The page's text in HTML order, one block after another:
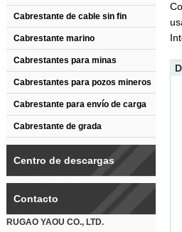
Cabrestante de cable sin fin
Cabrestante marino
Cabrestantes para minas
Cabrestantes para pozos mineros
Cabrestante para envío de carga
Cabrestante de grada
Centro de descargas
Contacto
RUGAO YAOU CO., LTD.